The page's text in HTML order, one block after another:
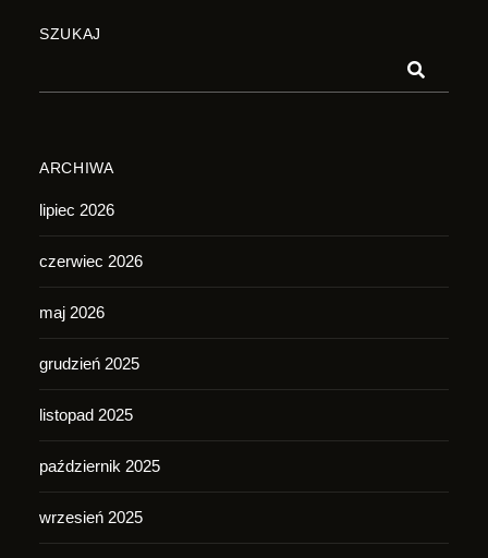
SZUKAJ
ARCHIWA
lipiec 2026
czerwiec 2026
maj 2026
grudzień 2025
listopad 2025
październik 2025
wrzesień 2025